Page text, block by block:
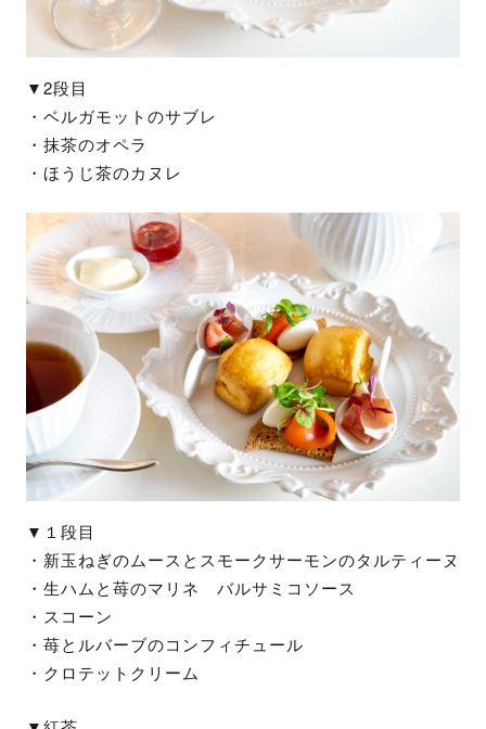
▼2段目
・ベルガモットのサブレ
・抹茶のオペラ
・ほうじ茶のカヌレ
▼１段目
・新玉ねぎのムースとスモークサーモンのタルティーヌ
・生ハムと苺のマリネ バルサミコソース
・スコーン
・苺とルバーブのコンフィチュール
・クロテットクリーム